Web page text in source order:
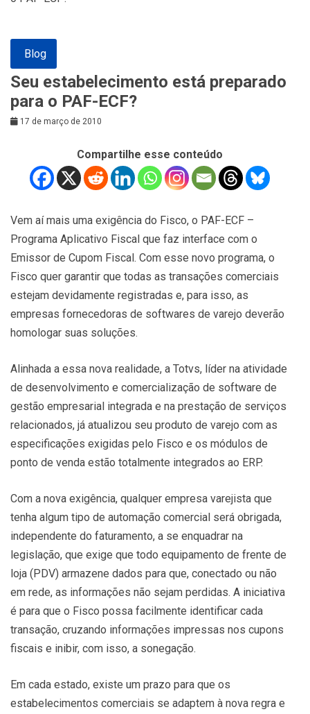
Blog
Seu estabelecimento está preparado
para o PAF-ECF?
17 de março de 2010
Compartilhe esse conteúdo
Vem aí mais uma exigência do Fisco, o PAF-ECF –
Programa Aplicativo Fiscal que faz interface com o
Emissor de Cupom Fiscal. Com esse novo programa, o
Fisco quer garantir que todas as transações comerciais
estejam devidamente registradas e, para isso, as
empresas fornecedoras de softwares de varejo deverão
homologar suas soluções.
Alinhada a essa nova realidade, a Totvs, líder na atividade
de desenvolvimento e comercialização de software de
gestão empresarial integrada e na prestação de serviços
relacionados, já atualizou seu produto de varejo com as
especificações exigidas pelo Fisco e os módulos de
ponto de venda estão totalmente integrados ao ERP.
Com a nova exigência, qualquer empresa varejista que
tenha algum tipo de automação comercial será obrigada,
independente do faturamento, a se enquadrar na
legislação, que exige que todo equipamento de frente de
loja (PDV) armazene dados para que, conectado ou não
em rede, as informações não sejam perdidas. A iniciativa
é para que o Fisco possa facilmente identificar cada
transação, cruzando informações impressas nos cupons
fiscais e inibir, com isso, a sonegação.
Em cada estado, existe um prazo para que os
estabelecimentos comerciais se adaptem à nova regra e